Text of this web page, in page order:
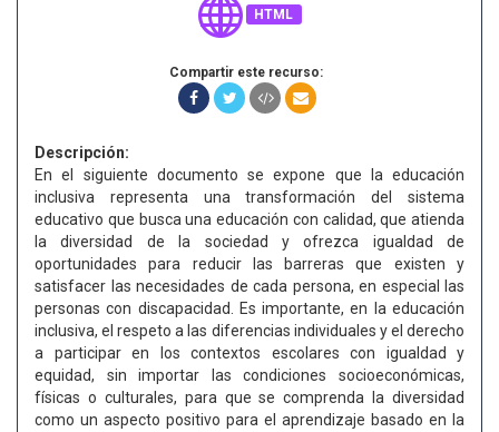
HTML
Compartir este recurso:
Descripción:
En el siguiente documento se expone que la educación
inclusiva representa una transformación del sistema
educativo que busca una educación con calidad, que atienda
la diversidad de la sociedad y ofrezca igualdad de
oportunidades para reducir las barreras que existen y
satisfacer las necesidades de cada persona, en especial las
personas con discapacidad. Es importante, en la educación
inclusiva, el respeto a las diferencias individuales y el derecho
a participar en los contextos escolares con igualdad y
equidad, sin importar las condiciones socioeconómicas,
físicas o culturales, para que se comprenda la diversidad
como un aspecto positivo para el aprendizaje basado en la